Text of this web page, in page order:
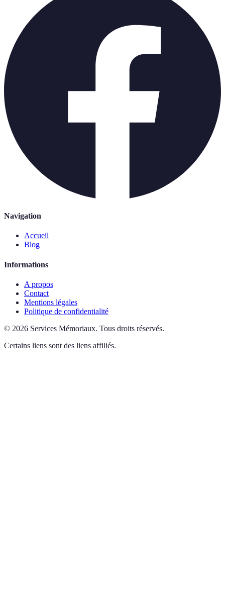
Navigation
Accueil
Blog
Informations
A propos
Contact
Mentions légales
Politique de confidentialité
© 2026 Services Mémoriaux. Tous droits réservés.
Certains liens sont des liens affiliés.